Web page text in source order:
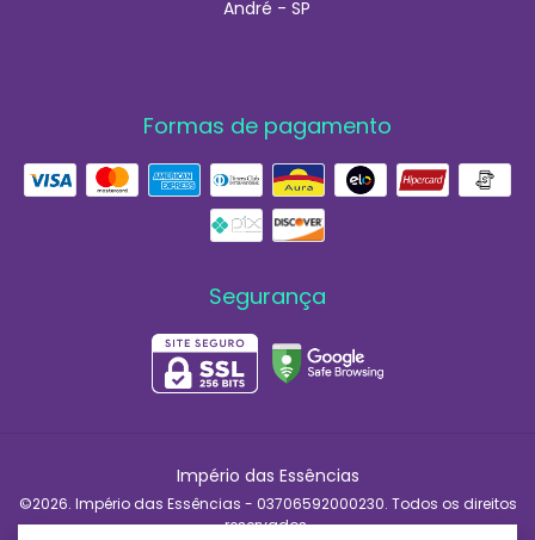
André - SP
Formas de pagamento
Segurança
Império das Essências
©2026. Império das Essências - 03706592000230. Todos os direitos
reservados.